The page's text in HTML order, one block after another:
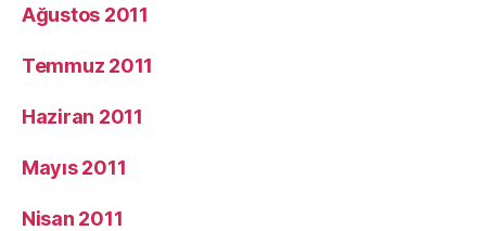
Ağustos 2011
Temmuz 2011
Haziran 2011
Mayıs 2011
Nisan 2011